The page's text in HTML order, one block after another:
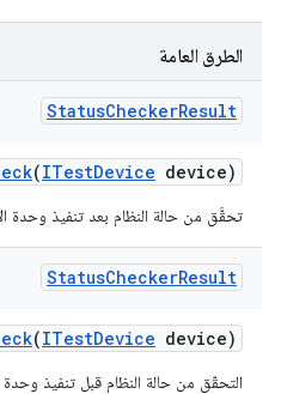
الطرق العامة
StatusCheckerResult
(ITestDevice device)
تحقَّق من حالة النظام بعد تنفيذ وحدة
StatusCheckerResult
(ITestDevice device)
التحقّق من حالة النظام قبل تنفيذ وحدة